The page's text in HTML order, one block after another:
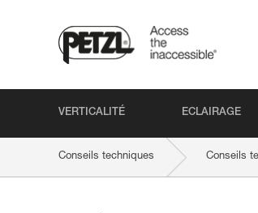
VERTICALITÉ ECLAIRAGE
Conseils techniques Conseils